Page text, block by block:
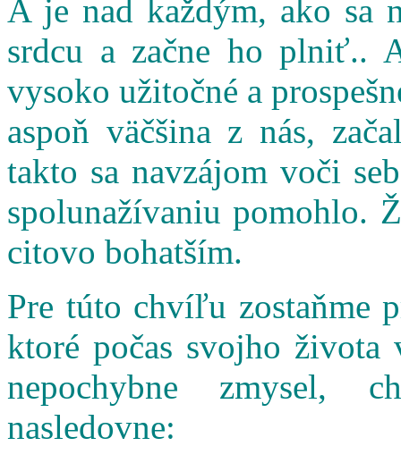
A je nad každým, ako sa
srdcu a začne ho plniť..
vysoko užitočné a
aspoň väčšina z nás,
takto sa navzájom voči
spolunažívaniu pomohlo.
citovo bohatším.
Pre túto chvíľu zostaňme
ktoré počas svojho
nepochybne zmysel,
nasledovne: